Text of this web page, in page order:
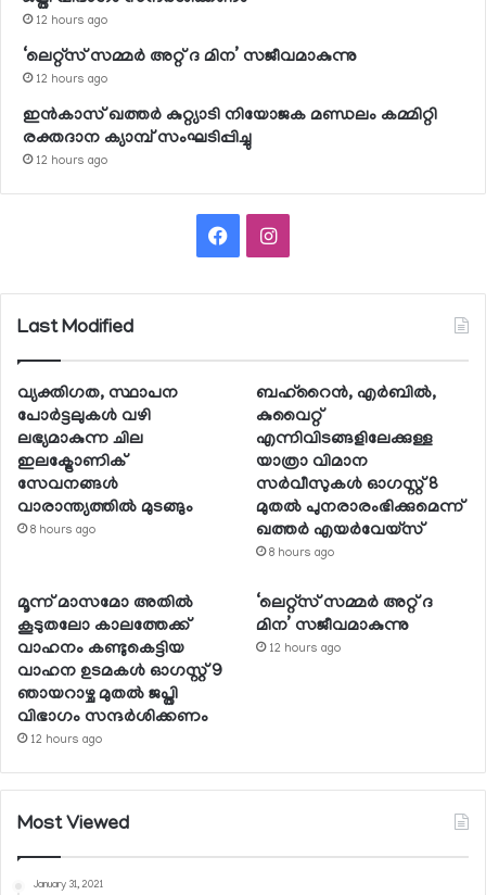
12 hours ago
‘ലെറ്റ്‌സ് സമ്മര്‍ അറ്റ് ദ മിന’ സജീവമാകുന്നു
12 hours ago
ഇന്‍കാസ് ഖത്തര്‍ കുറ്റ്യാടി നിയോജക മണ്ഡലം കമ്മിറ്റി
രക്തദാന ക്യാമ്പ് സംഘടിപ്പിച്ചു
12 hours ago
FacebookInstagram
Last Modified
വ്യക്തിഗത, സ്ഥാപന
പോര്‍ട്ടലുകള്‍ വഴി
ലഭ്യമാകുന്ന ചില
ഇലക്ട്രോണിക്
സേവനങ്ങള്‍
വാരാന്ത്യത്തില്‍ മുടങ്ങും
8 hours ago
ബഹ്റൈന്‍, എര്‍ബില്‍,
കുവൈറ്റ്
എന്നിവിടങ്ങളിലേക്കുള്ള
യാത്രാ വിമാന
സര്‍വീസുകള്‍ ഓഗസ്റ്റ് 8
മുതല്‍ പുനരാരംഭിക്കുമെന്ന്
ഖത്തര്‍ എയര്‍വേയ്സ്
8 hours ago
മൂന്ന് മാസമോ അതില്‍
കൂടുതലോ കാലത്തേക്ക്
വാഹനം കണ്ടുകെട്ടിയ
വാഹന ഉടമകള്‍ ഓഗസ്റ്റ് 9
ഞായറാഴ്ച മുതല്‍ ജപ്തി
വിഭാഗം സന്ദര്‍ശിക്കണം
12 hours ago
‘ലെറ്റ്‌സ് സമ്മര്‍ അറ്റ് ദ
മിന’ സജീവമാകുന്നു
12 hours ago
Most Viewed
January 31, 2021